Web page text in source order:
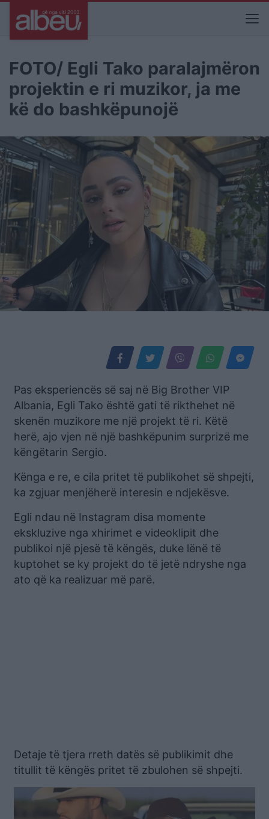
FOTO/ Egli Tako paralajmëron
projektin e ri muzikor, ja me
kë do bashkëpunojë
Pas eksperiencës së saj në Big Brother VIP
Albania, Egli Tako është gati të rikthehet në
skenën muzikore me një projekt të ri. Këtë
herë, ajo vjen në një bashkëpunim surprizë me
këngëtarin Sergio.
Kënga e re, e cila pritet të publikohet së shpejti,
ka zgjuar menjëherë interesin e ndjekësve.
Egli ndau në Instagram disa momente
ekskluzive nga xhirimet e videoklipit dhe
publikoi një pjesë të këngës, duke lënë të
kuptohet se ky projekt do të jetë ndryshe nga
ato që ka realizuar më parë.
Detaje të tjera rreth datës së publikimit dhe
titullit të këngës pritet të zbulohen së shpejti.